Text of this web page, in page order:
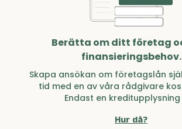
Berätta om ditt företag
finansieringsbehov.
Skapa ansökan om företagslån
tid med en av våra rådgivare
Endast en
Hur då?